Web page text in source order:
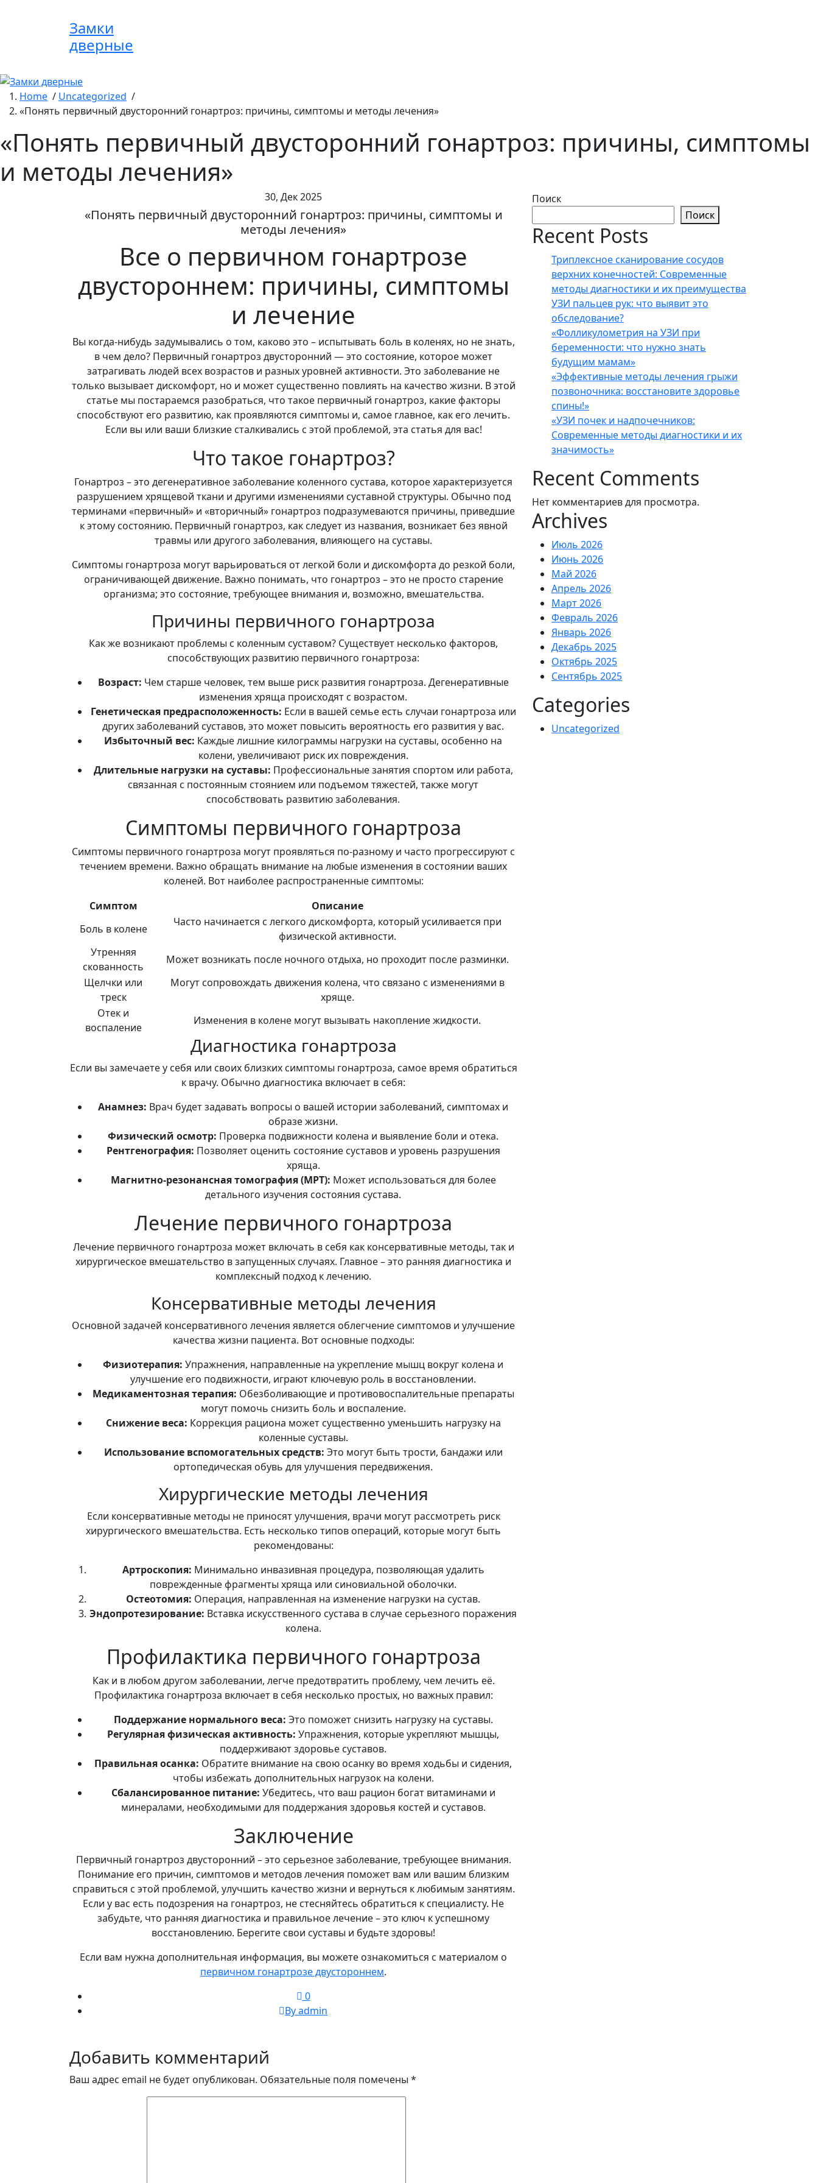
Замки
дверные
Home / Uncategorized /
«Понять первичный двусторонний гонартроз: причины, симптомы и методы лечения»
«Понять первичный двусторонний гонартроз: причины, симптомы
и методы лечения»
30, Дек 2025
«Понять первичный двусторонний гонартроз: причины, симптомы и
методы лечения»
Все о первичном гонартрозе
двустороннем: причины, симптомы
и лечение
Вы когда-нибудь задумывались о том, каково это – испытывать боль в коленях, но не знать,
в чем дело? Первичный гонартроз двусторонний — это состояние, которое может
затрагивать людей всех возрастов и разных уровней активности. Это заболевание не
только вызывает дискомфорт, но и может существенно повлиять на качество жизни. В этой
статье мы постараемся разобраться, что такое первичный гонартроз, какие факторы
способствуют его развитию, как проявляются симптомы и, самое главное, как его лечить.
Если вы или ваши близкие сталкивались с этой проблемой, эта статья для вас!
Что такое гонартроз?
Гонартроз – это дегенеративное заболевание коленного сустава, которое характеризуется
разрушением хрящевой ткани и другими изменениями суставной структуры. Обычно под
терминами «первичный» и «вторичный» гонартроз подразумеваются причины, приведшие
к этому состоянию. Первичный гонартроз, как следует из названия, возникает без явной
травмы или другого заболевания, влияющего на суставы.
Симптомы гонартроза могут варьироваться от легкой боли и дискомфорта до резкой боли,
ограничивающей движение. Важно понимать, что гонартроз – это не просто старение
организма; это состояние, требующее внимания и, возможно, вмешательства.
Причины первичного гонартроза
Как же возникают проблемы с коленным суставом? Существует несколько факторов,
способствующих развитию первичного гонартроза:
Возраст: Чем старше человек, тем выше риск развития гонартроза. Дегенеративные
изменения хряща происходят с возрастом.
Генетическая предрасположенность: Если в вашей семье есть случаи гонартроза или
других заболеваний суставов, это может повысить вероятность его развития у вас.
Избыточный вес: Каждые лишние килограммы нагрузки на суставы, особенно на
колени, увеличивают риск их повреждения.
Длительные нагрузки на суставы: Профессиональные занятия спортом или работа,
связанная с постоянным стоянием или подъемом тяжестей, также могут
способствовать развитию заболевания.
Симптомы первичного гонартроза
Симптомы первичного гонартроза могут проявляться по-разному и часто прогрессируют с
течением времени. Важно обращать внимание на любые изменения в состоянии ваших
коленей. Вот наиболее распространенные симптомы:
Симптом
Описание
Боль в колене
Часто начинается с легкого дискомфорта, который усиливается при
физической активности.
Утренняя
скованность
Может возникать после ночного отдыха, но проходит после разминки.
Щелчки или
треск
Могут сопровождать движения колена, что связано с изменениями в
хряще.
Отек и
воспаление
Изменения в колене могут вызывать накопление жидкости.
Диагностика гонартроза
Если вы замечаете у себя или своих близких симптомы гонартроза, самое время обратиться
к врачу. Обычно диагностика включает в себя:
Анамнез: Врач будет задавать вопросы о вашей истории заболеваний, симптомах и
образе жизни.
Физический осмотр: Проверка подвижности колена и выявление боли и отека.
Рентгенография: Позволяет оценить состояние суставов и уровень разрушения
хряща.
Магнитно-резонансная томография (МРТ): Может использоваться для более
детального изучения состояния сустава.
Лечение первичного гонартроза
Лечение первичного гонартроза может включать в себя как консервативные методы, так и
хирургическое вмешательство в запущенных случаях. Главное – это ранняя диагностика и
комплексный подход к лечению.
Консервативные методы лечения
Основной задачей консервативного лечения является облегчение симптомов и улучшение
качества жизни пациента. Вот основные подходы:
Физиотерапия: Упражнения, направленные на укрепление мышц вокруг колена и
улучшение его подвижности, играют ключевую роль в восстановлении.
Медикаментозная терапия: Обезболивающие и противовоспалительные препараты
могут помочь снизить боль и воспаление.
Снижение веса: Коррекция рациона может существенно уменьшить нагрузку на
коленные суставы.
Использование вспомогательных средств: Это могут быть трости, бандажи или
ортопедическая обувь для улучшения передвижения.
Хирургические методы лечения
Если консервативные методы не приносят улучшения, врачи могут рассмотреть риск
хирургического вмешательства. Есть несколько типов операций, которые могут быть
рекомендованы:
Артроскопия: Минимально инвазивная процедура, позволяющая удалить
поврежденные фрагменты хряща или синовиальной оболочки.
Остеотомия: Операция, направленная на изменение нагрузки на сустав.
Эндопротезирование: Вставка искусственного сустава в случае серьезного поражения
колена.
Профилактика первичного гонартроза
Как и в любом другом заболевании, легче предотвратить проблему, чем лечить её.
Профилактика гонартроза включает в себя несколько простых, но важных правил:
Поддержание нормального веса: Это поможет снизить нагрузку на суставы.
Регулярная физическая активность: Упражнения, которые укрепляют мышцы,
поддерживают здоровье суставов.
Правильная осанка: Обратите внимание на свою осанку во время ходьбы и сидения,
чтобы избежать дополнительных нагрузок на колени.
Сбалансированное питание: Убедитесь, что ваш рацион богат витаминами и
минералами, необходимыми для поддержания здоровья костей и суставов.
Заключение
Первичный гонартроз двусторонний – это серьезное заболевание, требующее внимания.
Понимание его причин, симптомов и методов лечения поможет вам или вашим близким
справиться с этой проблемой, улучшить качество жизни и вернуться к любимым занятиям.
Если у вас есть подозрения на гонартроз, не стесняйтесь обратиться к специалисту. Не
забудьте, что ранняя диагностика и правильное лечение – это ключ к успешному
восстановлению. Берегите свои суставы и будьте здоровы!
Если вам нужна дополнительная информация, вы можете ознакомиться с материалом о
первичном гонартрозе двустороннем.
0
By admin
Добавить комментарий
Ваш адрес email не будет опубликован. Обязательные поля помечены *
Поиск
Поиск
Recent Posts
Триплексное сканирование сосудов
верхних конечностей: Современные
методы диагностики и их преимущества
УЗИ пальцев рук: что выявит это
обследование?
«Фолликулометрия на УЗИ при
беременности: что нужно знать
будущим мамам»
«Эффективные методы лечения грыжи
позвоночника: восстановите здоровье
спины!»
«УЗИ почек и надпочечников:
Современные методы диагностики и их
значимость»
Recent Comments
Нет комментариев для просмотра.
Archives
Июль 2026
Июнь 2026
Май 2026
Апрель 2026
Март 2026
Февраль 2026
Январь 2026
Декабрь 2025
Октябрь 2025
Сентябрь 2025
Categories
Uncategorized